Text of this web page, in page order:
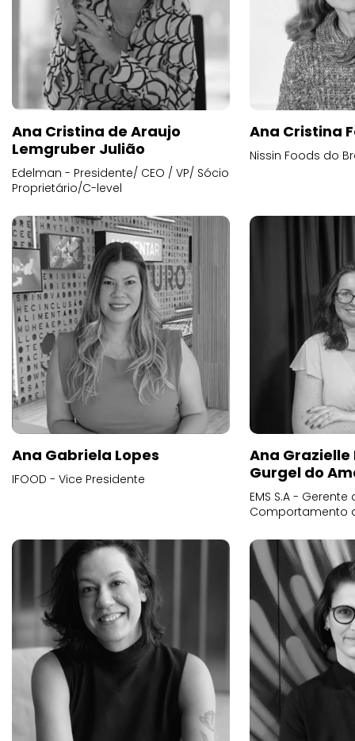
Ana Cristina de Araujo
Lemgruber Julião
Edelman - Presidente/ CEO / VP/ Sócio
Proprietário/C-level
Ana Cristina
Nissin Foods do
Ana Gabriela Lopes
IFOOD - Vice Presidente
Ana
Gurgel do
EMS S.A -
Comportamento